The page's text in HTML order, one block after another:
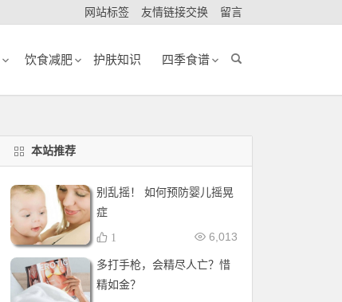
网站标签 友情链接交换 留言
饮食减肥 护肤知识 四季食谱
本站推荐
别乱摇！ 如何预防婴儿摇晃
症
6,013
1
多打手枪，会精尽人亡？惜
精如金？